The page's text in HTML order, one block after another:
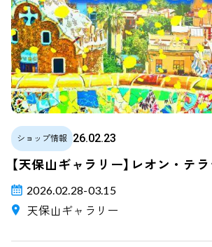
ショップ情報 26.02.23
【天保山ギャラリー】レオン・テ
2026.02.28-03.15
天保山ギャラリー